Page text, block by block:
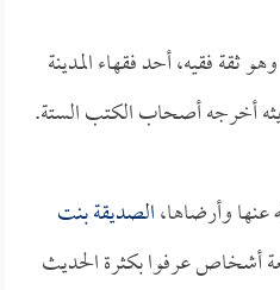
ثقة فقيه، أحد فقهاء المدينة
أخرجه أصحاب الكتب الستة.
عنها وأرضاها،الصديقة بنت
أشخاص عرفوا بكثرة الحديث